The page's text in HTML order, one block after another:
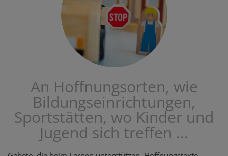
An Hoffnungsorten, wie
Bildungseinrichtungen,
Sportstätten, wo Kinder und
Jugend sich treffen ...